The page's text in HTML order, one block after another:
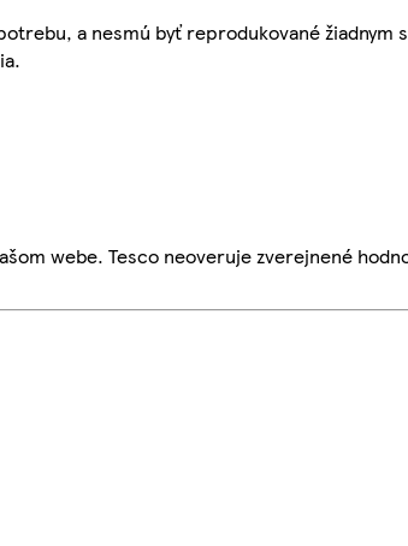
a nesmú byť reprodukované žiadnym
webe. Tesco neoveruje zverejnené